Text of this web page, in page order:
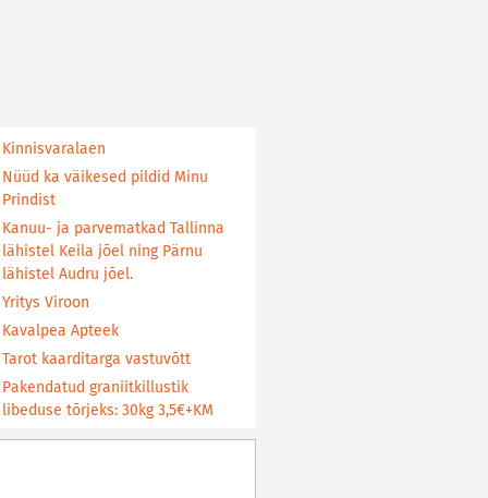
Kinnisvaralaen
Nüüd ka väikesed pildid Minu
Prindist
Kanuu- ja parvematkad Tallinna
lähistel Keila jõel ning Pärnu
lähistel Audru jõel.
Yritys Viroon
Kavalpea Apteek
Tarot kaarditarga vastuvõtt
Pakendatud graniitkillustik
libeduse tõrjeks: 30kg 3,5€+KM